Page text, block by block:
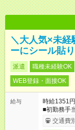
＼大人気×未経
ーにシール貼り
派遣 職種未経験OK
WEB登録・面接OK
給与
時給1351
■初勤務手
交通費